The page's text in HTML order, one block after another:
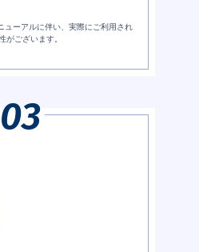
ーアルに伴い、実際にご利用され
がございます。